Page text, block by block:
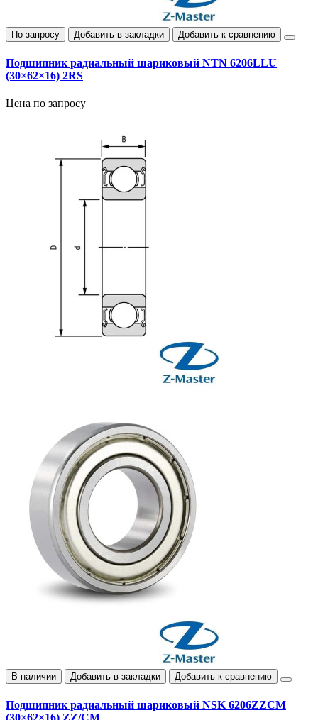
По запросу Добавить в закладки Добавить к сравнению
Подшипник радиальный шариковый NTN 6206LLU
(30×62×16) 2RS
Цена по запросу
В наличии Добавить в закладки Добавить к сравнению
Подшипник радиальный шариковый NSK 6206ZZCM